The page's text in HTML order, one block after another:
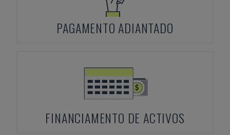
PAGAMENTO ADIANTADO
FINANCIAMENTO DE ACTIVOS